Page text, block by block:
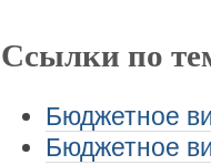
Ссылки по
Бюджетное
Бюджетное